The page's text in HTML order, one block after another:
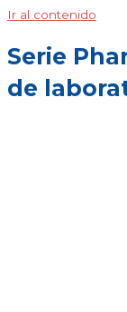
Ir al contenido
Serie
de